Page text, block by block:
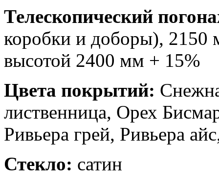
Телескопический
коробки и доборы),
высотой 2400 мм + 15%
Цвета покрытий:
лиственница, Орех
Ривьера грей, Ривьера
Стекло: сатин